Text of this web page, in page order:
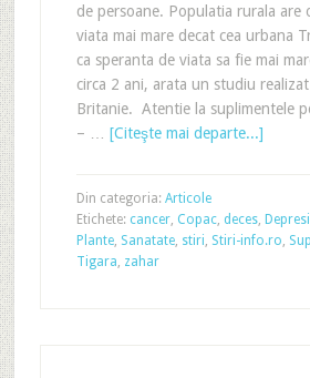
de persoane. Populatia rurala are
viata mai mare decat cea urbana
ca speranta de viata sa fie mai
circa 2 ani, arata un studiu
Britanie. Atentie la suplimentele
– … [Citeşte mai departe...]
Din categoria: Articole
Etichete: cancer, Copac, deces,
Plante, Sanatate, stiri, Stiri-info.ro,
Tigara, zahar